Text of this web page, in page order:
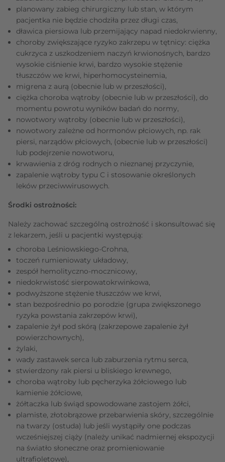
planowany zabieg chirurgiczny lub stan, w którym
pacjentka nie będzie chodziła przez długi czas,
dławica piersiowa lub przemijający napad niedokrwienny,
choroby zwiększające ryzyko zakrzepu w tętnicy: ciężka
cukrzyca z uszkodzeniem naczyń krwionośnych, bardzo
wysokie ciśnienie krwi, bardzo wysokie stężenie
tłuszczów we krwi, hiperhomocysteinemia,
migrena z aurą (obecnie lub w przeszłości),
ciężka choroba wątroby (obecnie lub w przeszłości), do
momentu powrotu wyników badań do normy,
nowotwory wątroby (obecnie lub w przeszłości),
nowotwory zależne od hormonów płciowych, np. rak
piersi, narządów płciowych, (obecnie lub w przeszłości)
lub podejrzenie nowotworu,
krwawienia z dróg rodnych o nieznanej przyczynie,
zapalenie wątroby typu C i stosowanie określonych
leków przeciwwirusowych.
Środki ostrożności:
Należy zachować szczególną ostrożność i skonsultować się
z lekarzem, jeśli u pacjentki występują:
choroba Leśniowskiego-Crohna,
toczeń rumieniowaty układowy,
zespół hemolityczno-mocznicowy,
niedokrwistość sierpowatokrwinkowa,
podwyższone stężenie tłuszczów we krwi,
stan bezpośrednio po porodzie (grupa zwiększonego
ryzyka powstania zakrzepów krwi),
zapalenie żył pod skórą (zakrzepowe zapalenie żył
powierzchownych),
żylaki,
wady zastawek serca lub zaburzenia rytmu serca,
stwierdzony rak piersi u bliskiego krewnego,
choroba wątroby lub pęcherzyka żółciowego lub
kamienie żółciowe,
żółtaczka lub świąd spowodowane zastojem żółci,
plamiste, złotobrązowe przebarwienia skóry, szczególnie
na twarzy (ostuda) lub jeśli wystąpiły one podczas
wcześniejszej ciąży (należy unikać nadmiernej ekspozycji
na światło słoneczne oraz promieniowanie
ultrafioletowe),